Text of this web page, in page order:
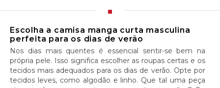
Escolha a camisa manga curta masculina
perfeita para os dias de verão
Nos dias mais quentes é essencial sentir-se bem na
própria pele. Isso significa escolher as roupas certas e os
tecidos mais adequados para os dias de verão. Opte por
tecidos leves, como algodão e linho. Que tal uma peça